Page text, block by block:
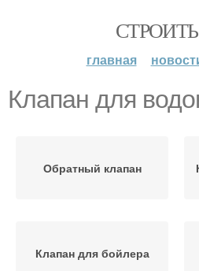
главная
Клапан для
Обратный клапан
Клапан для бойлера